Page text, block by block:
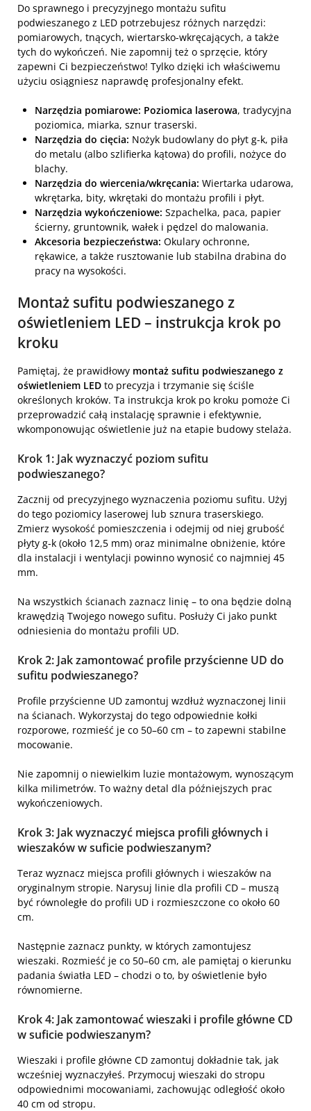
Do sprawnego i precyzyjnego montażu sufitu
podwieszanego z LED potrzebujesz różnych narzędzi:
pomiarowych, tnących, wiertarsko-wkręcających, a także
tych do wykończeń. Nie zapomnij też o sprzęcie, który
zapewni Ci bezpieczeństwo! Tylko dzięki ich właściwemu
użyciu osiągniesz naprawdę profesjonalny efekt.
Narzędzia pomiarowe: Poziomica laserowa, tradycyjna
poziomica, miarka, sznur traserski.
Narzędzia do cięcia: Nożyk budowlany do płyt g-k, piła
do metalu (albo szlifierka kątowa) do profili, nożyce do
blachy.
Narzędzia do wiercenia/wkręcania: Wiertarka udarowa,
wkrętarka, bity, wkrętaki do montażu profili i płyt.
Narzędzia wykończeniowe: Szpachelka, paca, papier
ścierny, gruntownik, wałek i pędzel do malowania.
Akcesoria bezpieczeństwa: Okulary ochronne,
rękawice, a także rusztowanie lub stabilna drabina do
pracy na wysokości.
Montaż sufitu podwieszanego z
oświetleniem LED – instrukcja krok po
kroku
Pamiętaj, że prawidłowy montaż sufitu podwieszanego z
oświetleniem LED to precyzja i trzymanie się ściśle
określonych kroków. Ta instrukcja krok po kroku pomoże Ci
przeprowadzić całą instalację sprawnie i efektywnie,
wkomponowując oświetlenie już na etapie budowy stelaża.
Krok 1: Jak wyznaczyć poziom sufitu
podwieszanego?
Zacznij od precyzyjnego wyznaczenia poziomu sufitu. Użyj
do tego poziomicy laserowej lub sznura traserskiego.
Zmierz wysokość pomieszczenia i odejmij od niej grubość
płyty g-k (około 12,5 mm) oraz minimalne obniżenie, które
dla instalacji i wentylacji powinno wynosić co najmniej 45
mm.
Na wszystkich ścianach zaznacz linię – to ona będzie dolną
krawędzią Twojego nowego sufitu. Posłuży Ci jako punkt
odniesienia do montażu profili UD.
Krok 2: Jak zamontować profile przyścienne UD do
sufitu podwieszanego?
Profile przyścienne UD zamontuj wzdłuż wyznaczonej linii
na ścianach. Wykorzystaj do tego odpowiednie kołki
rozporowe, rozmieść je co 50–60 cm – to zapewni stabilne
mocowanie.
Nie zapomnij o niewielkim luzie montażowym, wynoszącym
kilka milimetrów. To ważny detal dla późniejszych prac
wykończeniowych.
Krok 3: Jak wyznaczyć miejsca profili głównych i
wieszaków w suficie podwieszanym?
Teraz wyznacz miejsca profili głównych i wieszaków na
oryginalnym stropie. Narysuj linie dla profili CD – muszą
być równoległe do profili UD i rozmieszczone co około 60
cm.
Następnie zaznacz punkty, w których zamontujesz
wieszaki. Rozmieść je co 50–60 cm, ale pamiętaj o kierunku
padania światła LED – chodzi o to, by oświetlenie było
równomierne.
Krok 4: Jak zamontować wieszaki i profile główne CD
w suficie podwieszanym?
Wieszaki i profile główne CD zamontuj dokładnie tak, jak
wcześniej wyznaczyłeś. Przymocuj wieszaki do stropu
odpowiednimi mocowaniami, zachowując odległość około
40 cm od stropu.